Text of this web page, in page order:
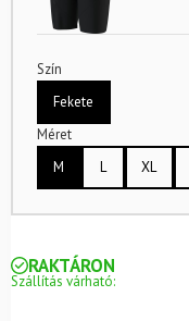
Szín
Fekete
Méret
M
L XL
RAKTÁRON
Szállítás várható: